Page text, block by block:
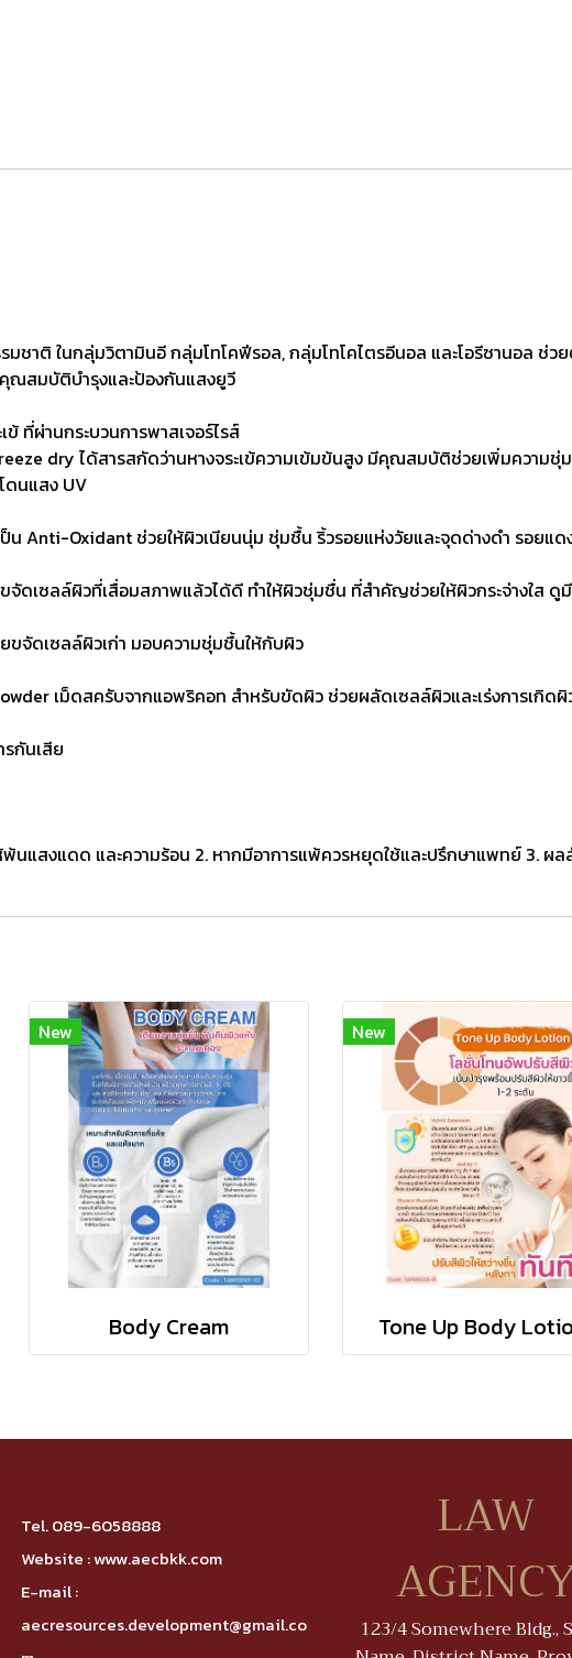
ชาติ ในกลุ่มวิตามินอี กลุ่มโทโคฟีรอล, กลุ่มโทโคไตรอีนอล และโอรีซานอล ช่
ณสมบัติบำรุงและป้องกันแสงยูวี
ที่ผ่านกระบวนการพาสเจอร์ไรส์
dry ได้สารสกัดว่านหางจระเข้ความเข้มข้นสูง มีคุณสมบัติช่วยเพิ่มความชุ่
ดนแสง UV
Anti-Oxidant ช่วยให้ผิวเนียนนุ่ม ชุ่มชื้น ริ้วรอยแห่งวัยและจุดด่างดำ รอยแด
ดเซลล์ผิวที่เสื่อมสภาพแล้วได้ดี ทำให้ผิวชุ่มชื่น ที่สำคัญช่วยให้ผิวกระจ่างใส ดู
ขจัดเซลล์ผิวเก่า มอบความชุ่มชื้นให้กับผิว
เม็ดสครับจากแอพริคอท สำหรับขัดผิว ช่วยผลัดเซลล์ผิวและเร่งการเกิด
กันเสีย
พ้นแสงแดด และความร้อน 2. หากมีอาการแพ้ควรหยุดใช้และปรึกษาแพทย์ 3.
New
Body Cream
New
Tone Up Body
Tel.089-6058888
Website :www.aecbkk.com
E-mail :
aecresources.development@gmail.co
LAW
123/4 Somewhere Bldg.,